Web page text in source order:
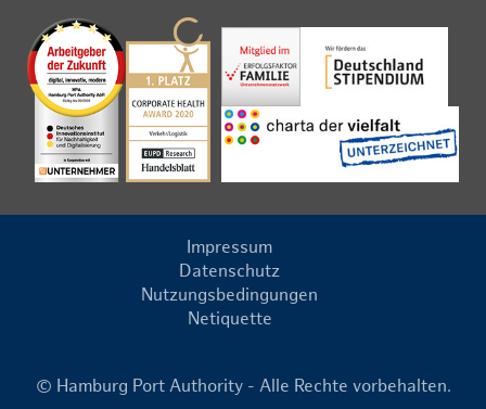
Impressum
Datenschutz
Nutzungsbedingungen
Netiquette
© Hamburg Port Authority - Alle Rechte vorbehalten.